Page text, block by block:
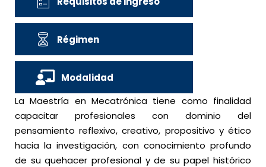
Régimen
Modalidad
La Maestría en Mecatrónica tiene como finalidad
capacitar profesionales con dominio del
pensamiento reflexivo, creativo, propositivo y ético
hacia la investigación, con conocimiento profundo
de su quehacer profesional y de su papel histórico